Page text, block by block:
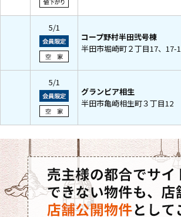
5/1
コープ野村半田弐号棟
半田市堀崎町２丁目17、17-1
5/1
グランピア相生
半田市亀崎相生町３丁目12